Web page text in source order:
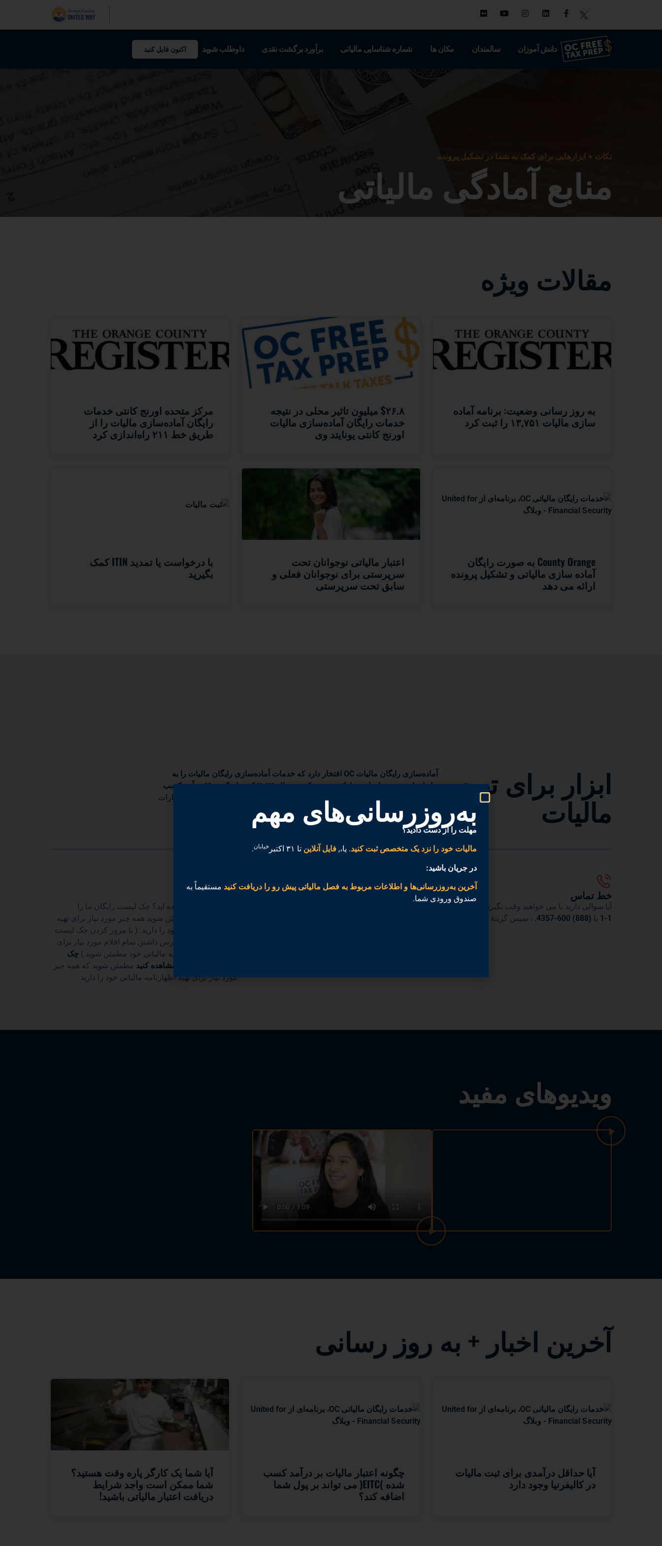
دانش آموزان سالمندان مکان ها شماره شناسایی مالیاتی برآورد برگشت نقدی داوطلب شوید اکنون فایل کنید
نکات + ابزارهایی برای کمک به شما در تشکیل پرونده
منابع آمادگی مالیاتی
مقالات ویژه
به روز رسانی وضعیت: برنامه آماده
سازی مالیات ۱۳,۷۵۱ را ثبت کرد
$۲۶.۸ میلیون تاثیر محلی در نتیجه
خدمات رایگان آماده‌سازی مالیات
اورنج کانتی یونایتد وی
مرکز متحده اورنج کانتی خدمات
رایگان آماده‌سازی مالیات را از
طریق خط ۲۱۱ راه‌اندازی کرد
County Orange به صورت رایگان
آماده سازی مالیاتی و تشکیل پرونده
ارائه می دهد
اعتبار مالیاتی نوجوانان تحت
سرپرستی برای نوجوانان فعلی و
سابق تحت سرپرستی
با درخواست یا تمدید ITIN کمک
بگیرید
ابزار برای تهیه
مالیات
آماده‌سازی رایگان مالیات OC افتخار دارد که خدمات آماده‌سازی رایگان مالیات را به
خانوارهای شهرستان اورنج ارائه می‌دهد که در سال ۲۰۲۵ کمتر از $۶۹۰۰۰ درآمد کسب
ما این ابزارها و منابع را جمع‌آوری کرده‌ایم تا اطلاعات بیشتری در مورد اعتبارات
مالیاتی و خدمات خود ارائه دهیم.
خط تماس​
آیا سوالی دارید یا می خواهید وقت بگیرید؟ تماس بگیرید
1-1
یا (888) 600-4357 , ، سپس گزینهٔ ۷ را انتخاب کنید.
ماشین حساب اعتبار مالیاتی​ بررسی اسناد​
برای ثبت مالیات آماده اید؟ چک لیست رایگان ما را
مشاهده کنید تا مطمئن شوید همه چیز مورد نیاز برای تهیه
اظهارنامه مالیاتی خود را دارید. ( با مرور کردن چک لیست
رایگان ما، از در دسترس داشتن تمام اقلام مورد نیاز برای
آماده کردن اظهارنامه مالیاتی خود مطمئن شوید.) چک
لیست رایگان ما را مشاهده کنید مطمئن شوید که همه چیز
مورد نیاز برای تهیه اظهارنامه مالیاتی خود را دارید.
ویدیوهای مفید
آخرین اخبار + به روز رسانی
آیا حداقل درآمدی برای ثبت مالیات
در کالیفرنیا وجود دارد
چگونه اعتبار مالیات بر درآمد کسب
شده )EITC( می تواند بر پول شما
اضافه کند؟
آیا شما یک کارگر پاره وقت هستید؟
شما ممکن است واجد شرایط
دریافت اعتبار مالیاتی باشید!
به‌روزرسانی‌های مهم
مهلت را از دست دادید؟
مالیات خود را نزد یک متخصص ثبت کنید. یا،, فایل آنلاین تا ۳۱ اکتبر خیابان.
در جریان باشید:
آخرین به‌روزرسانی‌ها و اطلاعات مربوط به فصل مالیاتی پیش رو را دریافت کنید مستقیماً به
صندوق ورودی شما.